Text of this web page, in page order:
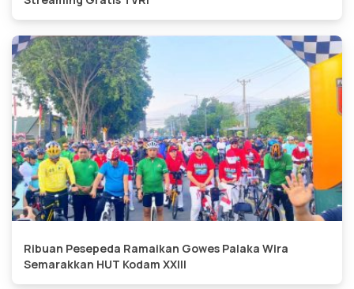
Ribuan Pesepeda Ramaikan Gowes Palaka Wira
Semarakkan HUT Kodam XXIII